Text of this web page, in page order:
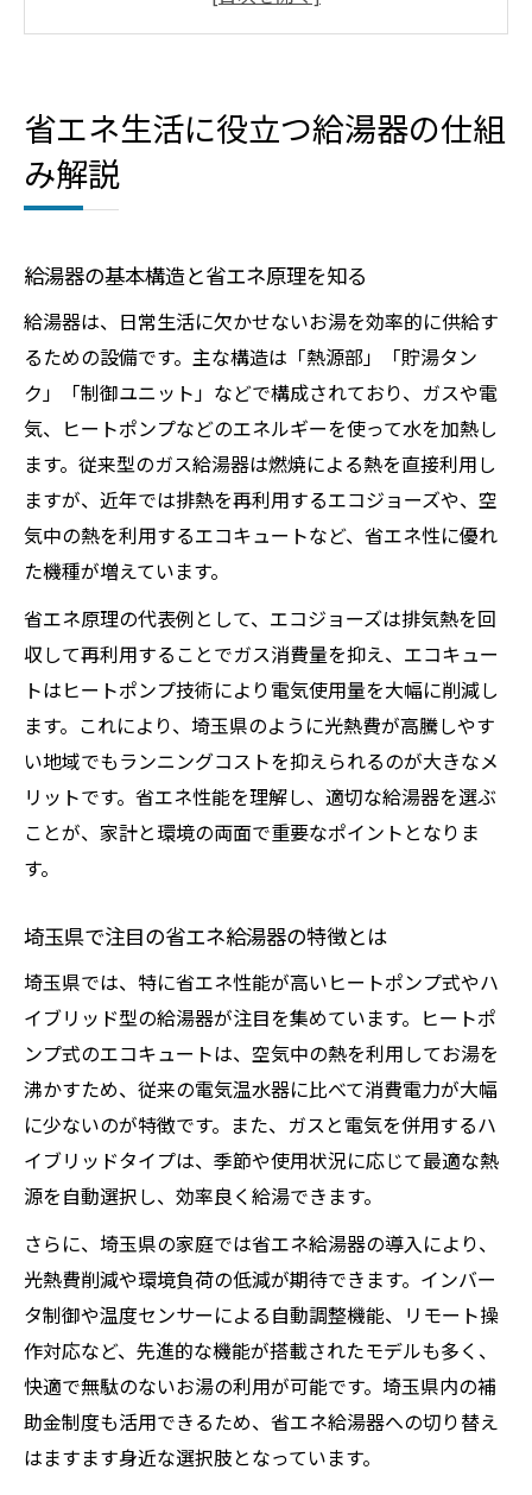
快適な暮らしのための給湯器活用法を紹介
給湯器を活用した効率的な省エネ生活術
埼玉県の家庭に合う給湯器の使い方
給湯器の省エネ設定と節約のポイント
給湯器を活かす日常の工夫とは何か
給湯器の基本動作や構造がわかる一歩
給湯器の動作原理を丁寧に解説します
ガス給湯器や電気給湯器の構造比較
給湯器の仕組みを知ることで得られる安心
主要な給湯器タイプの特長を理解しよう
給湯器の内部構造が生活に与える影響
埼玉県で給湯器選びを後悔しないために
給湯器選びで押さえるべき重要ポイント
埼玉県の生活環境に適した給湯器とは
給湯器の種類と選択時の注意点を確認
給湯器の仕組み理解が選択ミスを防ぐ
給湯器選定で後悔しないための比較法
給湯器の故障サインと対策ポイント集
給湯器の仕組みを知ると故障に強くなる
給湯器トラブル時の基本的な対策を紹介
給湯器の故障予防に有効なチェックポイン
ト
エコな給湯器への賢い交換タイミングとは
給湯器交換に適したサインとその理由
給湯器交換時に省エネ性能を比較しよう
給湯器の仕組みを踏まえた交換タイミング
給湯器の省エネ性能向上で得られる効果
給湯器の交換で得られる経済的メリット
省エネ生活に役立つ給湯器の仕組
み解説
給湯器の基本構造と省エネ原理を知る
給湯器は、日常生活に欠かせないお湯を効率的に供給す
るための設備です。主な構造は「熱源部」「貯湯タン
ク」「制御ユニット」などで構成されており、ガスや電
気、ヒートポンプなどのエネルギーを使って水を加熱し
ます。従来型のガス給湯器は燃焼による熱を直接利用し
ますが、近年では排熱を再利用するエコジョーズや、空
気中の熱を利用するエコキュートなど、省エネ性に優れ
た機種が増えています。
省エネ原理の代表例として、エコジョーズは排気熱を回
収して再利用することでガス消費量を抑え、エコキュー
トはヒートポンプ技術により電気使用量を大幅に削減し
ます。これにより、埼玉県のように光熱費が高騰しやす
い地域でもランニングコストを抑えられるのが大きなメ
リットです。省エネ性能を理解し、適切な給湯器を選ぶ
ことが、家計と環境の両面で重要なポイントとなりま
す。
埼玉県で注目の省エネ給湯器の特徴とは
埼玉県では、特に省エネ性能が高いヒートポンプ式やハ
イブリッド型の給湯器が注目を集めています。ヒートポ
ンプ式のエコキュートは、空気中の熱を利用してお湯を
沸かすため、従来の電気温水器に比べて消費電力が大幅
に少ないのが特徴です。また、ガスと電気を併用するハ
イブリッドタイプは、季節や使用状況に応じて最適な熱
源を自動選択し、効率良く給湯できます。
さらに、埼玉県の家庭では省エネ給湯器の導入により、
光熱費削減や環境負荷の低減が期待できます。インバー
タ制御や温度センサーによる自動調整機能、リモート操
作対応など、先進的な機能が搭載されたモデルも多く、
快適で無駄のないお湯の利用が可能です。埼玉県内の補
助金制度も活用できるため、省エネ給湯器への切り替え
はますます身近な選択肢となっています。